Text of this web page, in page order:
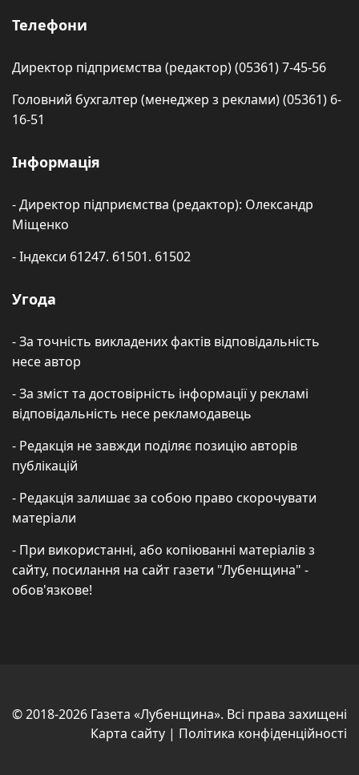
Телефони
Директор підприємства (редактор) (05361) 7-45-56
Головний бухгалтер (менеджер з реклами) (05361) 6-
16-51
Інформація
- Директор підприємства (редактор): Олександр
Міщенко
- Індекси 61247. 61501. 61502
Угода
- За точність викладених фактів відповідальність
несе автор
- За зміст та достовірність інформації у рекламі
відповідальність несе рекламодавець
- Редакція не завжди поділяє позицію авторів
публікацій
- Редакція залишає за собою право скорочувати
матеріали
- При використанні, або копіюванні матеріалів з
сайту, посилання на сайт газети "Лубенщина" -
обов'язкове!
© 2018-2026 Газета «Лубенщина». Всі права захищені
Карта сайту | Політика конфіденційності